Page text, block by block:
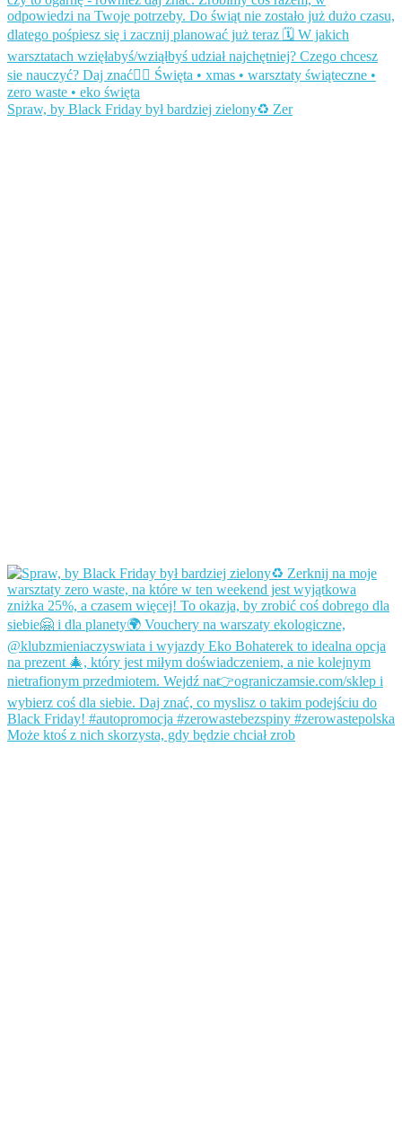
Spraw, by Black Friday był bardziej zielony♻️ Zer
Może ktoś z nich skorzysta, gdy będzie chciał zrob